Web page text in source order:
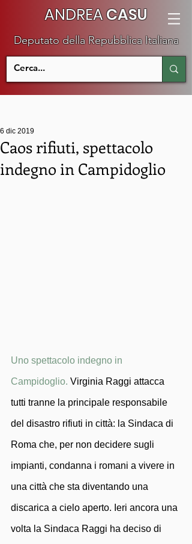
ANDREACASU
Deputato della Repubblica Italiana
Caos rifiuti, spettacolo
indegno in Campidoglio
6 dic 2019
Uno spettacolo indegno in
Campidoglio. Virginia Raggi attacca
tutti tranne la principale responsabile
del disastro rifiuti in città: la Sindaca di
Roma che, per non decidere sugli
impianti, condanna i romani a vivere in
una città che sta diventando una
discarica a cielo aperto. Ieri ancora una
volta la Sindaca Raggi ha deciso di